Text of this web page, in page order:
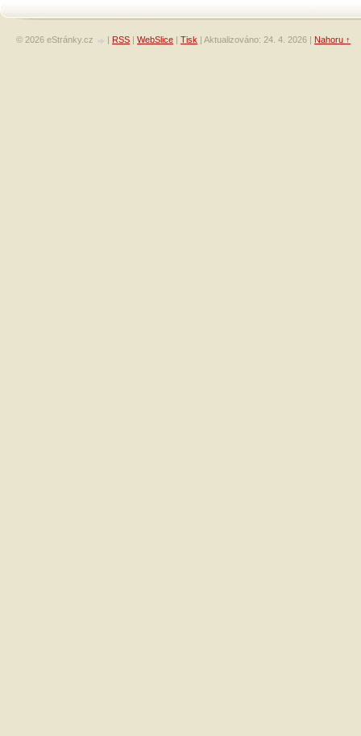
© 2026 eStránky.cz | RSS | WebSlice | Tisk | Aktualizováno: 24. 4. 2026 | Nahoru ↑